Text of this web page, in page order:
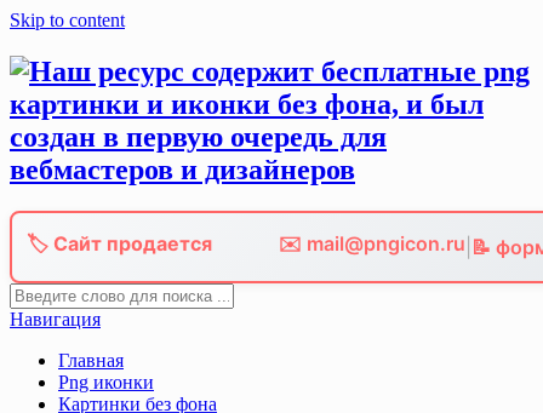
Skip to content
🏷️ Сайт продается ✉️ mail@pngicon.ru 📝
Навигация
Главная
Png иконки
Картинки без фона